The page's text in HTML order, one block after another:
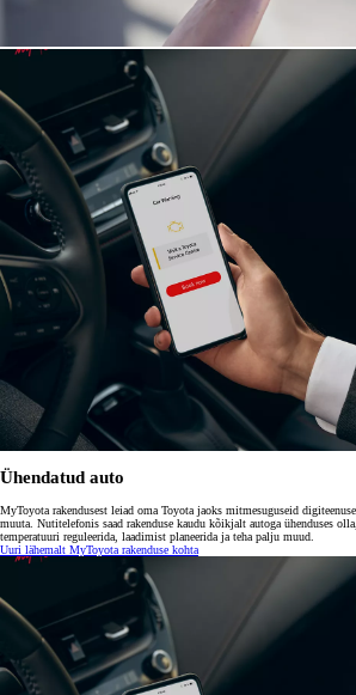
Ühendatud auto
MyToyota rakendusest leiad oma Toyota jaoks mitmesuguseid
muuta. Nutitelefonis saad rakenduse kaudu kõikjalt autoga ühenduses
temperatuuri reguleerida, laadimist planeerida ja teha palju muud.
Uuri lähemalt MyToyota rakenduse kohta